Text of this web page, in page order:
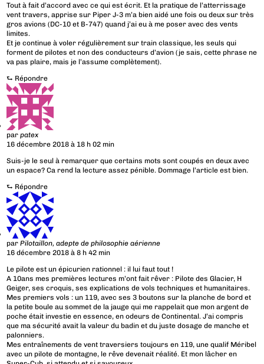
Tout à fait d’accord avec ce qui est écrit. Et la pratique de l’atterrissage
vent travers, apprise sur Piper J-3 m’a bien aidé une fois ou deux sur très
gros avions (DC-10 et B-747) quand j’ai eu à me poser avec des vents
limites.
Et je continue à voler régulièrement sur train classique, les seuls qui
forment de pilotes et non des conducteurs d’avion (je sais, cette phrase ne
va pas plaire, mais je l’assume complètement).
⮑ Répondre
parpatex
16 décembre 2018 à 18 h 02 min
Suis-je le seul à remarquer que certains mots sont coupés en deux avec
un espace? Ca rend la lecture assez pénible. Dommage l’article est bien.
⮑ Répondre
parPilotaillon, adepte de philosophie aérienne
16 décembre 2018 à 8 h 42 min
Le pilote est un épicurien rationnel : il lui faut tout !
A 10ans mes premières lectures m’ont fait rêver : Pilote des Glacier, H
Geiger, ses croquis, ses explications de vols techniques et humanitaires.
Mes premiers vols : un 119, avec ses 3 boutons sur la planche de bord et
la petite boule au sommet de la jauge qui me rappelait que mon argent de
poche était investie en essence, en odeurs de Continental. J’ai compris
que ma sécurité avait la valeur du badin et du juste dosage de manche et
palonniers.
Mes entraînements de vent traversiers toujours en 119, une qualif Méribel
avec un pilote de montagne, le rêve devenait réalité. Et mon lâcher en